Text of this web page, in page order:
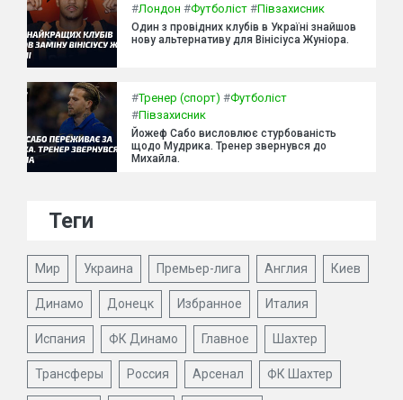
#Лондон #Футболіст #Півзахисник
Один з провідних клубів в Україні знайшов
нову альтернативу для Вінісіуса Жуніора.
#Тренер (спорт) #Футболіст
#Півзахисник
Йожеф Сабо висловлює стурбованість
щодо Мудрика. Тренер звернувся до
Михайла.
Теги
Мир Украина Премьер-лига Англия Киев
Динамо Донецк Избранное Италия
Испания ФК Динамо Главное Шахтер
Трансферы Россия Арсенал ФК Шахтер